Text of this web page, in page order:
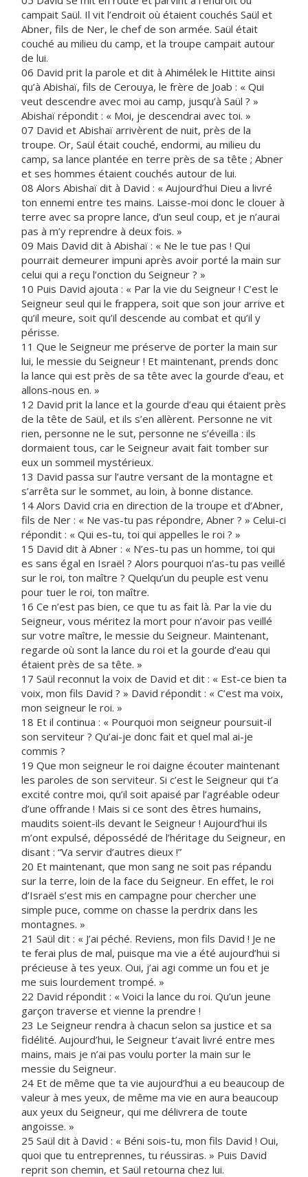
campait Saül. Il vit l’endroit où étaient couchés Saül et
Abner, fils de Ner, le chef de son armée. Saül était
couché au milieu du camp, et la troupe campait autour
de lui.
06 David prit la parole et dit à Ahimélek le Hittite ainsi
qu’à Abishaï, fils de Cerouya, le frère de Joab : « Qui
veut descendre avec moi au camp, jusqu’à Saül ? »
Abishaï répondit : « Moi, je descendrai avec toi. »
07 David et Abishaï arrivèrent de nuit, près de la
troupe. Or, Saül était couché, endormi, au milieu du
camp, sa lance plantée en terre près de sa tête ; Abner
et ses hommes étaient couchés autour de lui.
08 Alors Abishaï dit à David : « Aujourd’hui Dieu a livré
ton ennemi entre tes mains. Laisse-moi donc le clouer à
terre avec sa propre lance, d’un seul coup, et je n’aurai
pas à m’y reprendre à deux fois. »
09 Mais David dit à Abishaï : « Ne le tue pas ! Qui
pourrait demeurer impuni après avoir porté la main sur
celui qui a reçu l’onction du Seigneur ? »
10 Puis David ajouta : « Par la vie du Seigneur ! C’est le
Seigneur seul qui le frappera, soit que son jour arrive et
qu’il meure, soit qu’il descende au combat et qu’il y
périsse.
11 Que le Seigneur me préserve de porter la main sur
lui, le messie du Seigneur ! Et maintenant, prends donc
la lance qui est près de sa tête avec la gourde d’eau, et
allons-nous en. »
12 David prit la lance et la gourde d’eau qui étaient près
de la tête de Saül, et ils s’en allèrent. Personne ne vit
rien, personne ne le sut, personne ne s’éveilla : ils
dormaient tous, car le Seigneur avait fait tomber sur
eux un sommeil mystérieux.
13 David passa sur l’autre versant de la montagne et
s’arrêta sur le sommet, au loin, à bonne distance.
14 Alors David cria en direction de la troupe et d’Abner,
fils de Ner : « Ne vas-tu pas répondre, Abner ? » Celui-ci
répondit : « Qui es-tu, toi qui appelles le roi ? »
15 David dit à Abner : « N’es-tu pas un homme, toi qui
es sans égal en Israël ? Alors pourquoi n’as-tu pas veillé
sur le roi, ton maître ? Quelqu’un du peuple est venu
pour tuer le roi, ton maître.
16 Ce n’est pas bien, ce que tu as fait là. Par la vie du
Seigneur, vous méritez la mort pour n’avoir pas veillé
sur votre maître, le messie du Seigneur. Maintenant,
regarde où sont la lance du roi et la gourde d’eau qui
étaient près de sa tête. »
17 Saül reconnut la voix de David et dit : « Est-ce bien ta
voix, mon fils David ? » David répondit : « C’est ma voix,
mon seigneur le roi. »
18 Et il continua : « Pourquoi mon seigneur poursuit-il
son serviteur ? Qu’ai-je donc fait et quel mal ai-je
commis ?
19 Que mon seigneur le roi daigne écouter maintenant
les paroles de son serviteur. Si c’est le Seigneur qui t’a
excité contre moi, qu’il soit apaisé par l’agréable odeur
d’une offrande ! Mais si ce sont des êtres humains,
maudits soient-ils devant le Seigneur ! Aujourd’hui ils
m’ont expulsé, dépossédé de l’héritage du Seigneur, en
disant : “Va servir d’autres dieux !”
20 Et maintenant, que mon sang ne soit pas répandu
sur la terre, loin de la face du Seigneur. En effet, le roi
d’Israël s’est mis en campagne pour chercher une
simple puce, comme on chasse la perdrix dans les
montagnes. »
21 Saül dit : « J’ai péché. Reviens, mon fils David ! Je ne
te ferai plus de mal, puisque ma vie a été aujourd’hui si
précieuse à tes yeux. Oui, j’ai agi comme un fou et je
me suis lourdement trompé. »
22 David répondit : « Voici la lance du roi. Qu’un jeune
garçon traverse et vienne la prendre !
23 Le Seigneur rendra à chacun selon sa justice et sa
fidélité. Aujourd’hui, le Seigneur t’avait livré entre mes
mains, mais je n’ai pas voulu porter la main sur le
messie du Seigneur.
24 Et de même que ta vie aujourd’hui a eu beaucoup de
valeur à mes yeux, de même ma vie en aura beaucoup
aux yeux du Seigneur, qui me délivrera de toute
angoisse. »
25 Saül dit à David : « Béni sois-tu, mon fils David ! Oui,
quoi que tu entreprennes, tu réussiras. » Puis David
reprit son chemin, et Saül retourna chez lui.